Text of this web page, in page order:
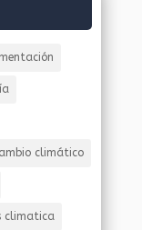
climático
climatica